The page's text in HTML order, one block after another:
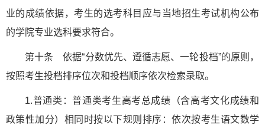
业的成绩依据，考生的选考科目应与当地招生考试机构公布
的学院专业选科要求符合。
第十条 依据“分数优先、遵循志愿、一轮投档”的原则，
按照考生投档排序位次和投档顺序依次检索录取。
1.普通类：普通类考生高考总成绩（含高考文化成绩和
政策性加分）相同时按以下规则排序：依次按考生语文数学